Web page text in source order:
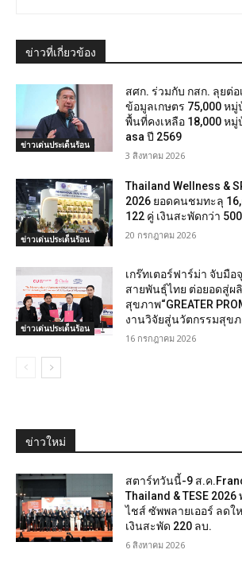
ข่าวที่เกี่ยวข้อง
ข่าวเด่นประเด็นร้อน
สศก. ร่วมกับ กสก. ลุยต่
ข้อมูลเกษตร 75,000 ห
พื้นที่คงเหลือ 18,000 ห
asa ปี 2569
3 สิงหาคม 2026
ข่าวเด่นประเด็นร้อน
Thailand Wellness &
2026 ยอดคนชมทะลุ
122 คู่ เงินสะพัดกว่า
20 กรกฎาคม 2026
ข่าวเด่นประเด็นร้อน
เกร๊ทเตอร์ฟาร์ม่า จับมื
สายพันธุ์ไทย ต่อยอดสู่
สุขภาพ“GREATER
งานวิจัยสู่นวัตกรรมสุข
16 กรกฎาคม 2026
ข่าวใหม่
สตาร์ทวันนี้-9 ส.ค
Thailand & TESE
ไชส์ ซัพพลายเออร์ ลด
เงินสะพัด 220 ลบ.
6 สิงหาคม 2026